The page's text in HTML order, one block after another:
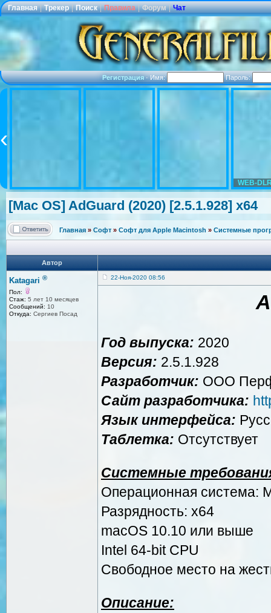
Главная | Трекер | Поиск | Правила | Форум | Чат
Регистрация·Имя: Пароль:
WEB-
[Mac OS] AdGuard (2020) [2.5.1.928] x64
Главная » Софт » Софт для Apple Macintosh » Системные
Автор
Katagari ®
Пол:
Стаж: 5 лет 10 месяцев
Сообщений: 10
Откуда: Сергиев Посад
22-Ноя-2020 08:56
Год выпуска: 2020
Версия: 2.5.1.928
Разработчик: ООО
Сайт разработчика:
Язык интерфейса:
Таблетка: Отсутствует
Системные
Операционная система:
Разрядность: x64
macOS 10.10 или выше
Intel 64-bit CPU
Свободное место на
Описание: